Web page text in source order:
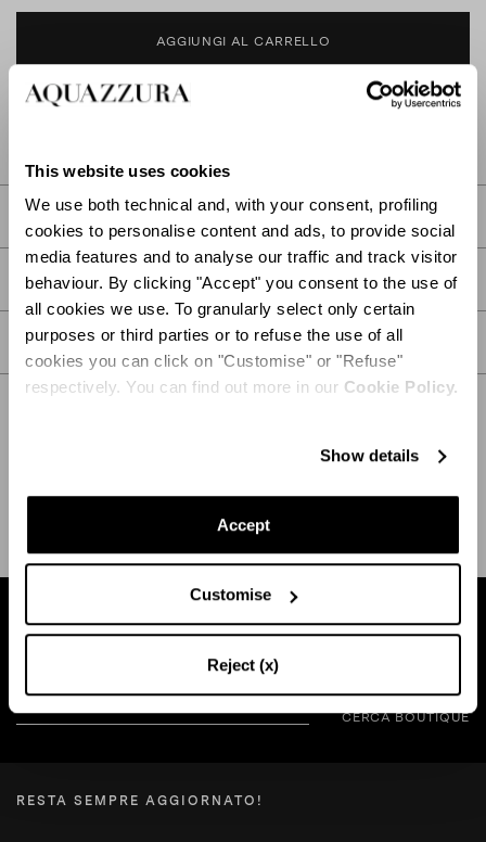
This website uses cookies
We use both technical and, with your consent, profiling
cookies to personalise content and ads, to provide social
media features and to analyse our traffic and track visitor
behaviour. By clicking "Accept" you consent to the use of
all cookies we use. To granularly select only certain
purposes or third parties or to refuse the use of all
cookies you can click on "Customise" or "Refuse"
respectively. You can find out more in our Cookie Policy.
Show details
Accept
Customise
Reject (x)
AGGIUNGI AL CARRELLO
DESCRIZIONE
DETTAGLI
CURA
Trova la boutique vicina a te
CERCA BOUTIQUE
RESTA SEMPRE AGGIORNATO!